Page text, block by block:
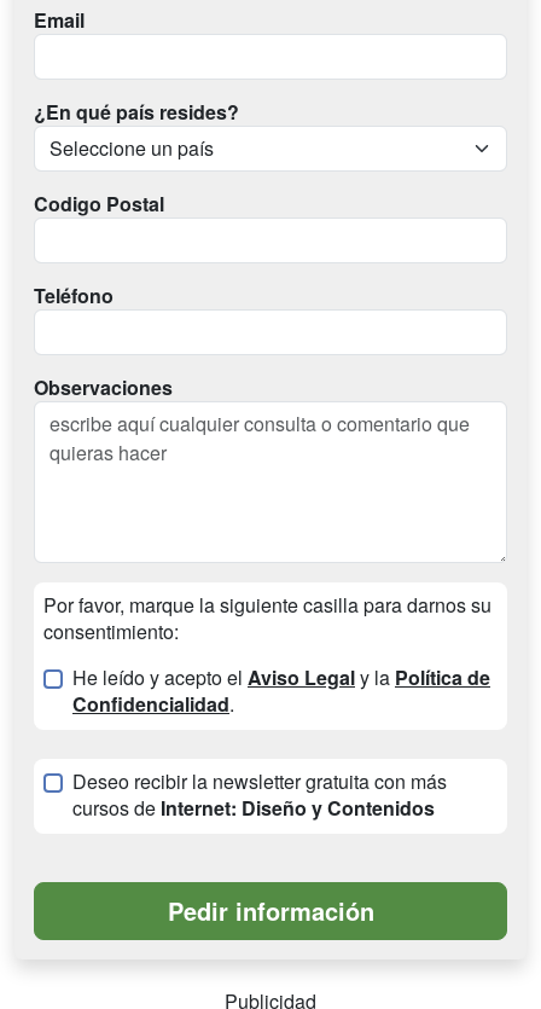
Email
¿En qué país resides?
Codigo Postal
Teléfono
Observaciones
Por favor, marque la siguiente casilla para darnos su
consentimiento:
He leído y acepto el Aviso Legaly la Política de
Confidencialidad.
Deseo recibir la newsletter gratuita con más
cursos de Internet: Diseño y Contenidos
Publicidad